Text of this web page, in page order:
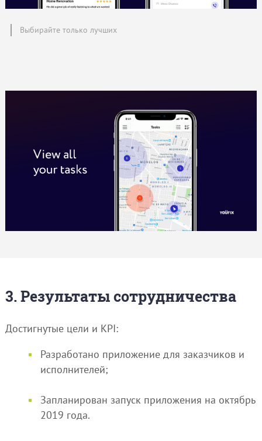
Выбирайте только лучших
3. Результаты сотрудничества
Достигнутые цели и KPI:
Разработано приложение для заказчиков и
исполнителей;
Запланирован запуск приложения на октябрь
2019 года.